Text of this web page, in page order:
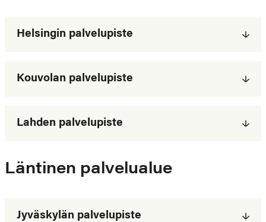
Helsingin palvelupiste
Kouvolan palvelupiste
Lahden palvelupiste
Läntinen palvelualue
Jyväskylän palvelupiste